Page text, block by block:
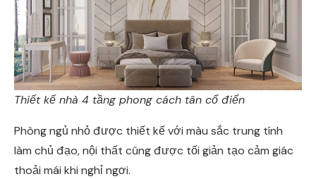
Thiết kế nhà 4 tầng phong cách tân cổ điển
Phòng ngủ nhỏ được thiết kế với màu sắc trung tính
làm chủ đạo, nội thất cũng được tối giản tạo cảm giác
thoải mái khi nghỉ ngơi.